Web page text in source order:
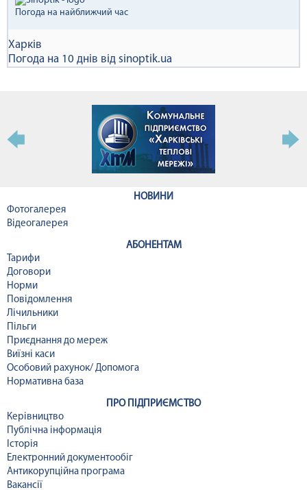
Погода на найближчий час
Харків
Погода на 10 днів від sinoptik.ua
НОВИНИ
Фотогалерея
Відеогалерея
АБОНЕНТАМ
Тарифи
Договори
Норми
Повідомлення
Лічильники
Пільги
Приєднання до мереж
Виїзні каси
Особовий рахунок/ Допомога
Нормативна база
ПРО ПІДПРИЄМСТВО
Керівництво
Публічна інформація
Історія
Електронний документообіг
Антикорупційна програма
Вакансії